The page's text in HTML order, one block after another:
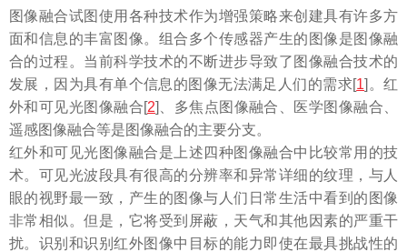
图像融合试图使用各种技术作为增强策略来创建具有许多方
面和信息的丰富图像。组合多个传感器产生的图像是图像融
合的过程。当前科学技术的不断进步导致了图像融合技术的
发展，因为具有单个信息的图像无法满足人们的需求[1]。红
外和可见光图像融合[2]、多焦点图像融合、医学图像融合、
遥感图像融合等是图像融合的主要分支。
红外和可见光图像融合是上述四种图像融合中比较常用的技
术。可见光波段具有很高的分辨率和异常详细的纹理，与人
眼的视野最一致，产生的图像与人们日常生活中看到的图像
非常相似。但是，它将受到屏蔽，天气和其他因素的严重干
扰。识别和识别红外图像中目标的能力即使在最具挑战性的